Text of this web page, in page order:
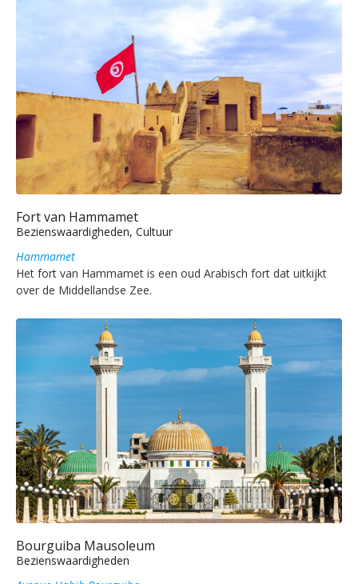
Fort van Hammamet
Bezienswaardigheden, Cultuur
Hammamet
Het fort van Hammamet is een oud Arabisch fort dat uitkijkt
over de Middellandse Zee.
Bourguiba Mausoleum
Bezienswaardigheden